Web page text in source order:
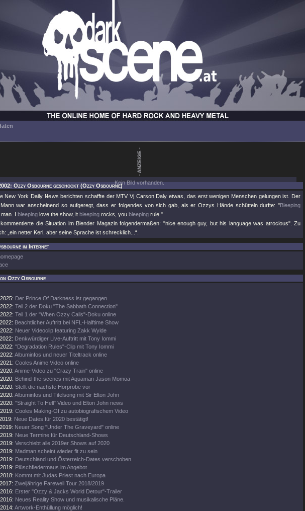
Kein Bild vorhanden.
Ozzy Osbourne geschockt (Ozzy Osbourne)
New York Daily News berichten schaffte der MTV Vj Carson Daly etwas, das erst wenigen Menschen gelungen ist. Der
war anscheinend so aufgeregt, dass er folgendes von sich gab, als er Ozzys Hände schütteln durfte: "Bleeping
I bleeping love the show, it bleeping rocks, you bleeping rule."
die Situation im Blender Magazin folgendermaßen: "nice enough guy, but his language was atrocious". Zu
„ein netter Kerl, aber seine Sprache ist schrecklich...“.
im Internet
Ozzy Osbourne
Der Prince Of Darkness ist gegangen.
Teil 2 der Doku "The Sabbath Connection"
Teil 1 der "When Ozzy Calls"-Doku online
Beachtlicher Auftritt bei NFL-Halftime Show
Neuer Videoclip featuring Zakk Wylde
Denkwürdiger Live-Auftritt mit Tony Iommi
"Degradation Rules"-Clip mit Tony Iommi
Albuminfos und neuer Titeltrack online
Cooles Anime Video online
Anime-Video zu "Crazy Train" online
Behind-the-scenes mit Aquaman Jason Momoa
Stellt die nächste Hörprobe vor
Albuminfos und Titelsong mit Sir Elton John
"Straight To Hell" Video und Elton John news
Cooles Making-Of zu autobiografischem Video
Neue Dates für 2020 bestätigt!
Neuer Song "Under The Graveyard" online
Neue Termine für Deutschland-Shows
Verschiebt alle 2019er Shows auf 2020
Madman scheint wieder fit zu sein
Deutschland und Österreich-Dates verschoben.
Plüschfledermaus im Angebot
Kommt mit Judas Priest nach Europa
Zweijährige Farewell Tour 2018/2019
Erster "Ozzy & Jacks World Detour"-Trailer
Neues Reality Show und musikalische Pläne.
Artwork-Enthüllung möglich!